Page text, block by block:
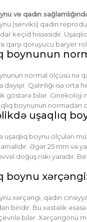
və qadın
(serviks) qadın
keçid hissəsidir.
qarşı qoruyucu baryer
boynunun
normal ölçüsü nə
dəyişir. Qalınlığı isə
göstərə bilər. Ginekoloji
boynunun normadan
uşaqlıq
uşaqlıq boynu ölçüləri
Əgər 25 mm və
doğuş riski yaradır.
boynu
xərçəngi, qadın
biridir. Bu xəstəlik
bilər. Xərçəngönü